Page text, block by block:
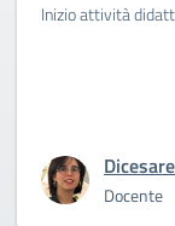
Inizio attività
Docente